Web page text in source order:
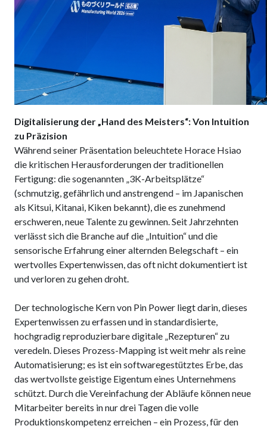
Digitalisierung der „Hand des Meisters“: Von Intuition
zu Präzision
Während seiner Präsentation beleuchtete Horace Hsiao
die kritischen Herausforderungen der traditionellen
Fertigung: die sogenannten „3K-Arbeitsplätze“
(schmutzig, gefährlich und anstrengend – im Japanischen
als Kitsui, Kitanai, Kiken bekannt), die es zunehmend
erschweren, neue Talente zu gewinnen. Seit Jahrzehnten
verlässt sich die Branche auf die „Intuition“ und die
sensorische Erfahrung einer alternden Belegschaft – ein
wertvolles Expertenwissen, das oft nicht dokumentiert ist
und verloren zu gehen droht.
Der technologische Kern von Pin Power liegt darin, dieses
Expertenwissen zu erfassen und in standardisierte,
hochgradig reproduzierbare digitale „Rezepturen“ zu
veredeln. Dieses Prozess-Mapping ist weit mehr als reine
Automatisierung; es ist ein softwaregestütztes Erbe, das
das wertvollste geistige Eigentum eines Unternehmens
schützt. Durch die Vereinfachung der Abläufe können neue
Mitarbeiter bereits in nur drei Tagen die volle
Produktionskompetenz erreichen – ein Prozess, für den